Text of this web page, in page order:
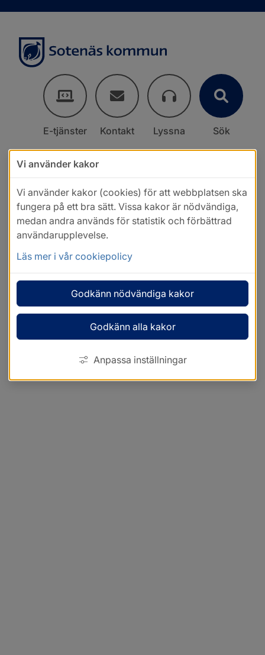
E-tjänster Kontakt Lyssna Sök
Vi använder kakor
Vi använder kakor (cookies) för att webbplatsen ska
fungera på ett bra sätt. Vissa kakor är nödvändiga,
medan andra används för statistik och förbättrad
användarupplevelse.
Läs mer i vår cookiepolicy
Godkänn nödvändiga kakor
Godkänn alla kakor
Anpassa inställningar